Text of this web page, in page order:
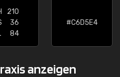
210
36
84
#C6D5E4
anzeigen